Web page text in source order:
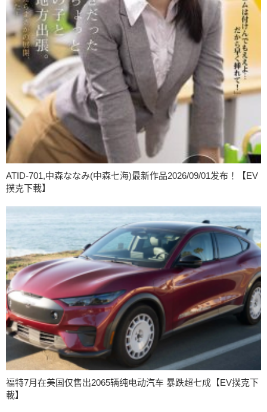
ATID-701,中森ななみ(中森七海)最新作品2026/09/01发布！【EV
撲克下載】
福特7月在美国仅售出2065辆纯电动汽车 暴跌超七成【EV撲克下
載】